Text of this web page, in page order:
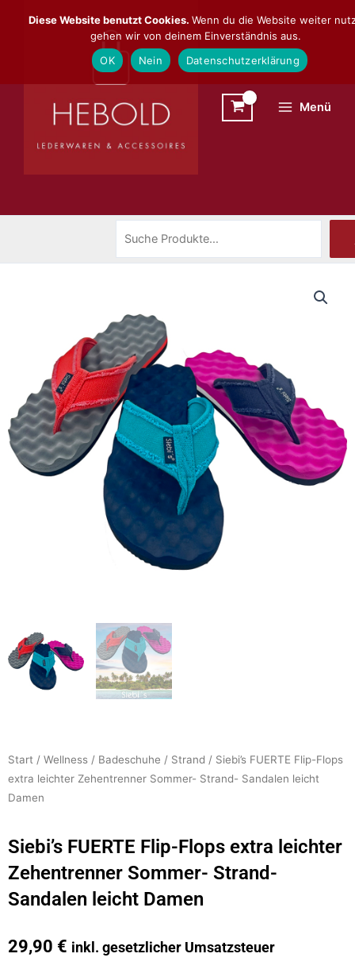
Inhalt
Menü
Start / Wellness / Badeschuhe / Strand / Siebi’s FUERTE Flip-Flops
extra leichter Zehentrenner Sommer- Strand- Sandalen leicht
Damen
Siebi’s FUERTE Flip-Flops extra leichter
Zehentrenner Sommer- Strand-
Sandalen leicht Damen
29,90 € inkl. gesetzlicher Umsatzsteuer
Diese Website benutzt Cookies. Wenn du die Website weiter
gehen wir von deinem Einverständnis aus.
OK
Nein Datenschutzerklärung